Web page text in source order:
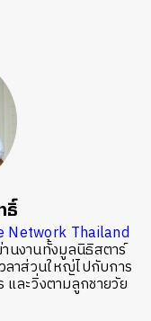
Network Thailand
นงานทั้งมูลนิธิสตาร์
ลาส่วนใหญ่ไปกับการ
และวิ่งตามลูกชายวัย